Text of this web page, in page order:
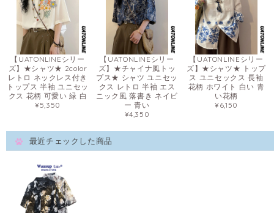
【UATONLINEシリー
ズ】★シャツ★ 2color
レトロ ネックレス付き
トップス 半袖 ユニセッ
クス 花柄 可愛い 緑 白
¥5,350
【UATONLINEシリー
ズ】★チャイナ風トッ
プス★ シャツ ユニセッ
クス レトロ 半袖 エス
ニック風 落書き ネイビ
ー 青い
¥4,350
【UATONLINEシリー
ズ】★シャツ★ トップ
ス ユニセックス 長袖
花柄 ホワイト 白い 青
い花柄
¥6,150
最近チェックした商品